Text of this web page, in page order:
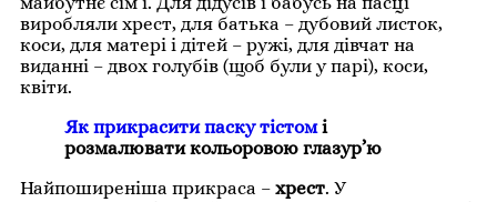
виробляли хрест, для батька – дубовий листок,
коси, для матері і дітей – ружі, для дівчат на
виданні – двох голубів (щоб були у парі), коси,
квіти.
Як прикрасити паску тістомі
розмалювати кольоровою глазур’ю
Найпоширеніша прикраса – хрест. У